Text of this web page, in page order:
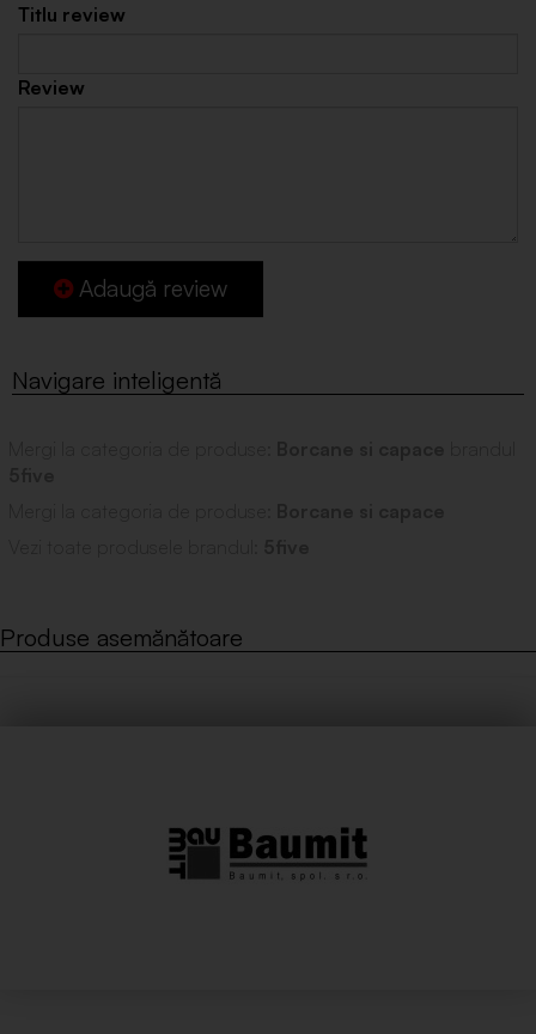
Titlu review
Review
Adaugă review
Produse asemănătoare